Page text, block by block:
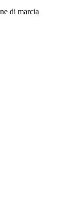
di marcia